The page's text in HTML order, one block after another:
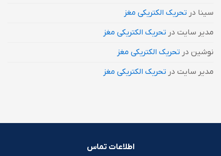
سینا در تحریک الکتریکی مغز
مدیر سایت در تحریک الکتریکی مغز
نوشین در تحریک الکتریکی مغز
مدیر سایت در تحریک الکتریکی مغز
اطلاعات تماس